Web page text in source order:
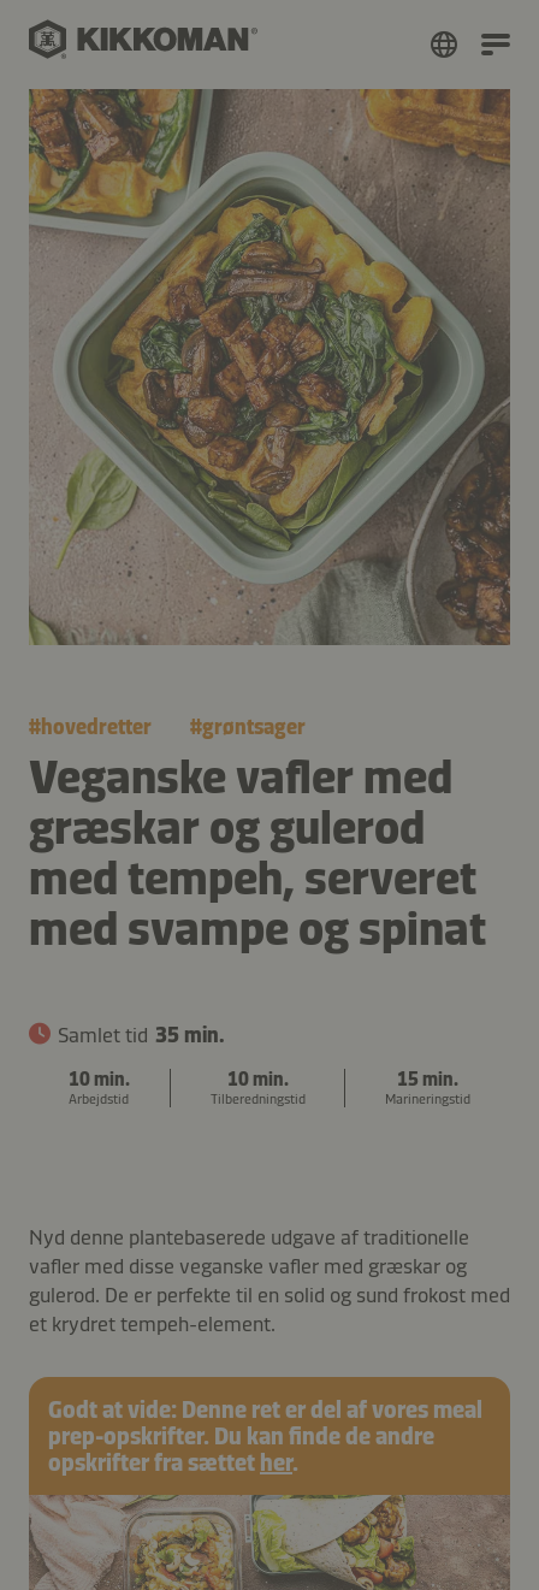
#hovedretter #grøntsager
Veganske vafler med
græskar og gulerod
med tempeh, serveret
med svampe og spinat
Samlet tid 35 min.
10 min.
Arbejdstid
10 min.
Tilberedningstid
15 min.
Marineringstid
Nyd denne plantebaserede udgave af traditionelle
vafler med disse veganske vafler med græskar og
gulerod. De er perfekte til en solid og sund frokost med
et krydret tempeh-element.
Godt at vide: Denne ret er del af vores meal
prep-opskrifter. Du kan finde de andre
opskrifter fra sættet her.